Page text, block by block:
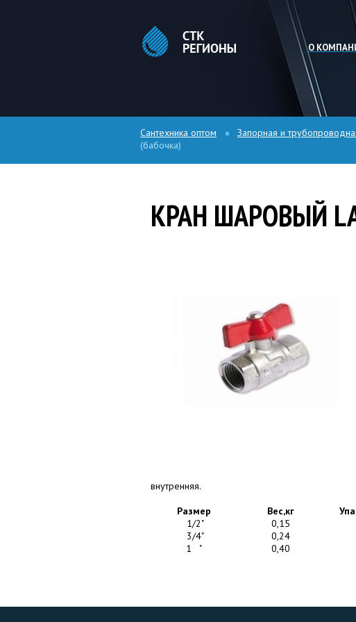
О
Сантехника оптом Запорная и
(бабочка)
КРАН ШАРОВЫЙ
внутренняя.
Размер
Вес,кг
1/2"
0,15
3/4"
0,24
1 "
0,40